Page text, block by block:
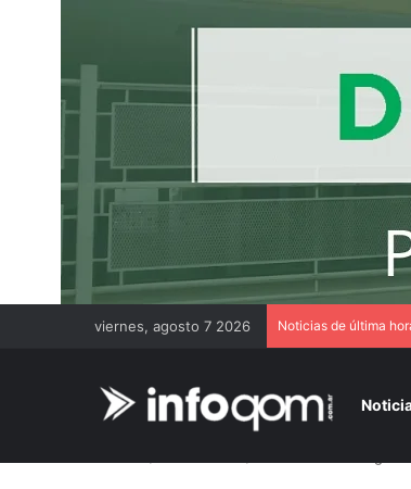
viernes, agosto 7 2026 Noticias de última